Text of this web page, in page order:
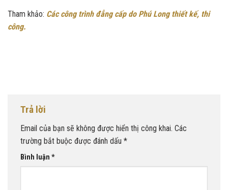
Tham khảo: Các công trình đẳng cấp do Phú Long thiết kế, thi
công.
Trả lời
Email của bạn sẽ không được hiển thị công khai. Các
trường bắt buộc được đánh dấu *
Bình luận *